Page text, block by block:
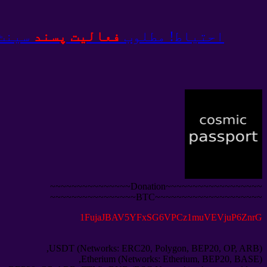
احتیاط! مطلوب فعالیت پسند
~~~~~~~~~~~~~~~~~~Donation~~~~~~~~~~~~~~~
~~~~~~~~~~~~~~~~~~~~BTC~~~~~~~~~~~~~~~~
1FujaJBAV5YFxSG6VPCz1muVEVjuP6ZnrG
USDT (Networks: ERC20, Polygon, BEP20, OP, ARB),
Etherium (Networks: Etherium, BEP20, BASE),